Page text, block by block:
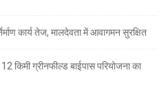
कार्य तेज, मालदेवता में आवागमन सुरक्षित
किमी ग्रीनफील्ड बाईपास परियोजना का